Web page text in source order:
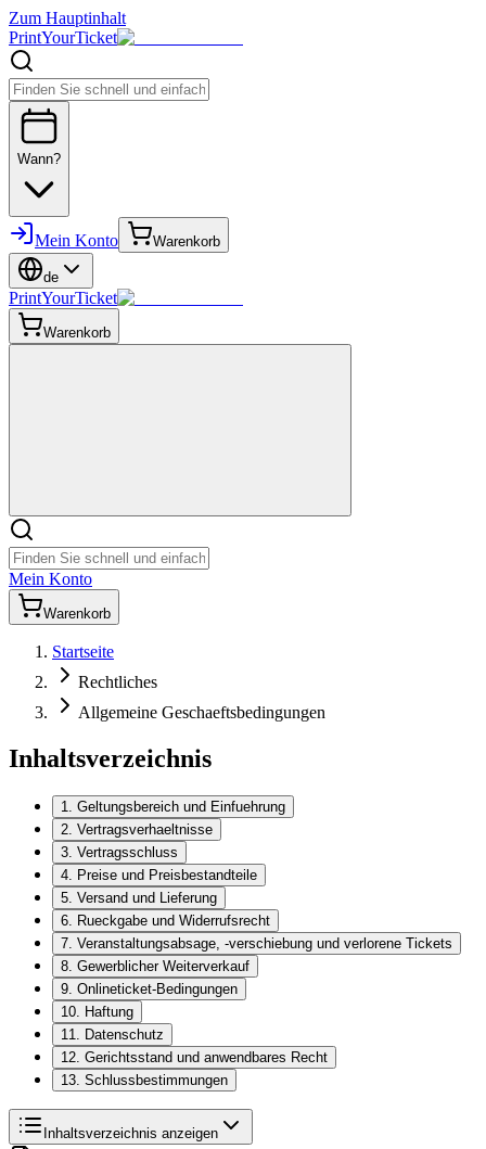
Zum Hauptinhalt
PrintYourTicket
Wann?
Mein Konto Warenkorb
de
PrintYourTicket
Warenkorb
Mein Konto
Warenkorb
Startseite
Rechtliches
Allgemeine Geschaeftsbedingungen
Inhaltsverzeichnis
1. Geltungsbereich und Einfuehrung
2. Vertragsverhaeltnisse
3. Vertragsschluss
4. Preise und Preisbestandteile
5. Versand und Lieferung
6. Rueckgabe und Widerrufsrecht
7. Veranstaltungsabsage, -verschiebung und verlorene Tickets
8. Gewerblicher Weiterverkauf
9. Onlineticket-Bedingungen
10. Haftung
11. Datenschutz
12. Gerichtsstand und anwendbares Recht
13. Schlussbestimmungen
Inhaltsverzeichnis anzeigen